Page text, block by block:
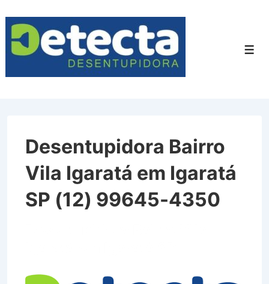
para
Conteúdo
Desentupidora Bairro
Vila Igaratá em Igaratá
SP (12) 99645-4350